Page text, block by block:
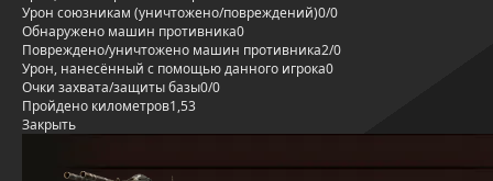
Урон союзникам (уничтожено/повреждений)0/0
Обнаружено машин противника0
Повреждено/уничтожено машин противника2/0
Урон, нанесённый с помощью данного игрока0
Очки захвата/защиты базы0/0
Пройдено километров1,53
Закрыть